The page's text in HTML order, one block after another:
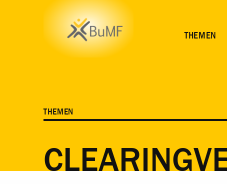
THEMEN
THEMEN
HINTERGRUND MELDUNGEN